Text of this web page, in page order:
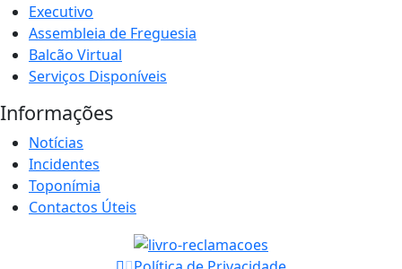
Executivo
Assembleia de Freguesia
Balcão Virtual
Serviços Disponíveis
Informações
Notícias
Incidentes
Toponímia
Contactos Úteis